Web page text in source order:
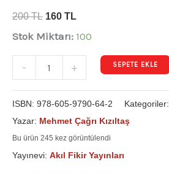
200TL 160 TL
Stok Miktarı: 100
- + SEPETE EKLE
ISBN: 978-605-9790-64-2 Kategoriler:
Yazar: Mehmet Çağrı Kızıltaş
Bu ürün 245 kez görüntülendi
Yayınevi: Akıl Fikir Yayınları